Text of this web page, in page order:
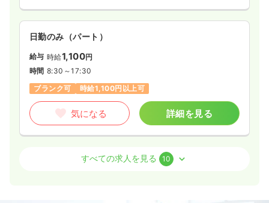
日勤のみ（パート）
給与 時給1,100円
時間 8:30～17:30
ブランク可
時給1,100円以上可
気になる 詳細を見る
正看護師
すべての求人を見る 10